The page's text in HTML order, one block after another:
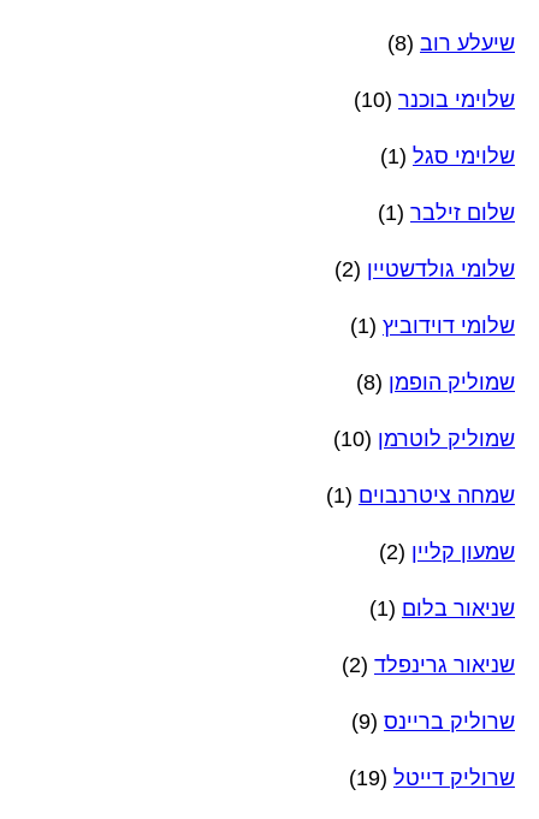
שיעלע רוב (8)
שלוימי בוכנר (10)
שלוימי סגל (1)
שלום זילבר (1)
שלומי גולדשטיין (2)
שלומי דוידוביץ (1)
שמוליק הופמן (8)
שמוליק לוטרמן (10)
שמחה ציטרנבוים (1)
שמעון קליין (2)
שניאור בלום (1)
שניאור גרינפלד (2)
שרוליק בריינס (9)
שרוליק דייטל (19)